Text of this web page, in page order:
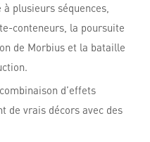
plusieurs séquences,
conteneurs, la poursuite
de Morbius et la bataille
d’effets
de vrais décors avec des